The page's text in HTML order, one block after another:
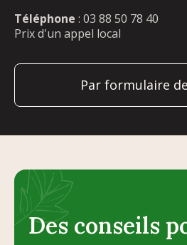
Téléphone : 03 88 50 78 40
Prix d'un appel local
Par formulaire
Des conseils